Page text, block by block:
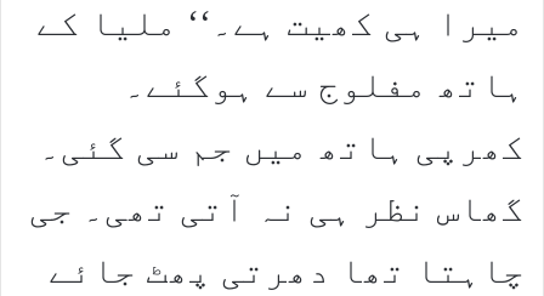
میرا ہی کھیت ہے۔‘‘ ملیا کے
ہاتھ مفلوج سے ہوگئے۔
کھرپی ہاتھ میں جم سی گئی۔
گھاس نظر ہی نہ آتی تھی۔ جی
چاہتا تھا دھرتی پھٹ جائے